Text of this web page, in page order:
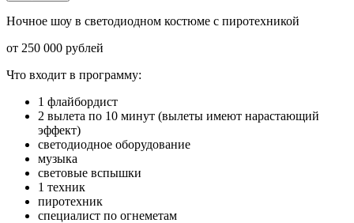
Ночное шоу в светодиодном костюме с пиротехникой
от 250 000 рублей
Что входит в программу:
1 флайбордист
2 вылета по 10 минут (вылеты имеют нарастающий
эффект)
светодиодное оборудование
музыка
световые вспышки
1 техник
пиротехник
специалист по огнеметам